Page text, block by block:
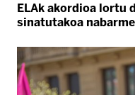
ELAk akordioa lortu
sinatutakoa